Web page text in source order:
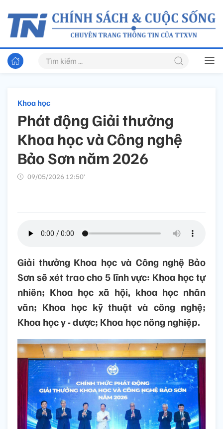
Khoa học
Phát động Giải thưởng
Khoa học và Công nghệ
Bảo Sơn năm 2026
09/05/2026 12:50’
Giải thưởng Khoa học và Công nghệ Bảo
Sơn sẽ xét trao cho 5 lĩnh vực: Khoa học tự
nhiên; Khoa học xã hội, khoa học nhân
văn; Khoa học kỹ thuật và công nghệ;
Khoa học y - dược; Khoa học nông nghiệp.